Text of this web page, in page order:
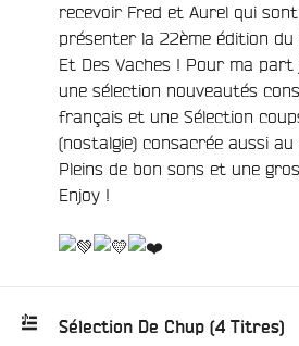
recevoir Fred et Aurel qui
présenter la 22ème édition
Et Des Vaches ! Pour ma part
une sélection nouveautés
français et une Sélection
(nostalgie) consacrée aussi au
Pleins de bon sons et une
Enjoy !
Sélection De Chup (4 Titres)